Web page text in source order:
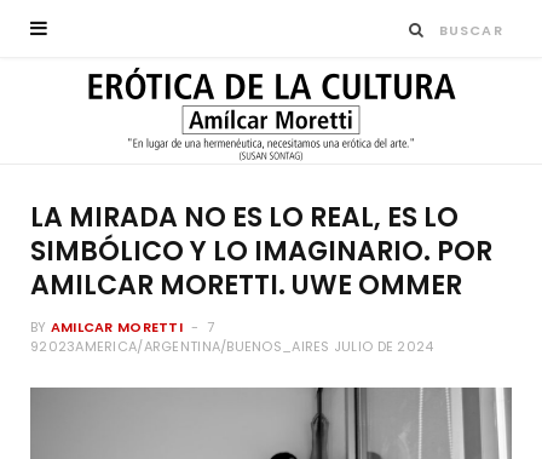
LA MIRADA NO ES LO REAL, ES LO
SIMBÓLICO Y LO IMAGINARIO. POR
AMILCAR MORETTI. UWE OMMER
BY AMILCAR MORETTI
7
92023AMERICA/ARGENTINA/BUENOS_AIRES JULIO DE 2024